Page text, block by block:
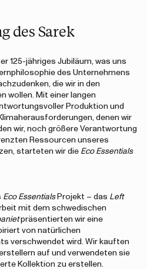
des Sarek
125-jähriges Jubiläum, was uns
des Unternehmens
die wir in den
wollen. Mit einer langen
Produktion und
denen wir
wir, noch größere Verantwortung
Ressourcen unseres
starteten wir die Eco Essentials
Eco EssentialsProjekt – das Left
mit dem schwedischen
präsentierten wir eine
von natürlichen
verschwendet wird. Wir kauften
auf und verwendeten sie
Kollektion zu erstellen.